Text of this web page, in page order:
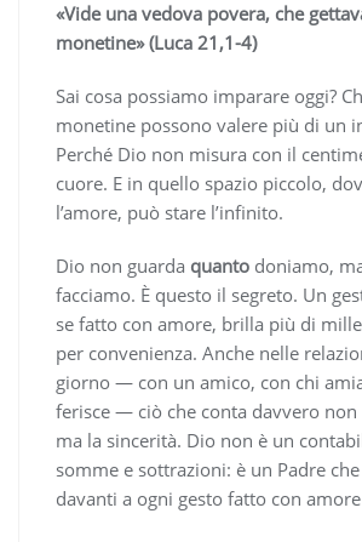
«Vide una vedova povera, che
monetine» (Luca 21,1-4)
Sai cosa possiamo imparare oggi?
monetine possono valere più di un
Perché Dio non misura con il
cuore. E in quello spazio piccolo,
l’amore, può stare l’infinito.
Dio non guarda quanto doniamo,
facciamo. È questo il segreto. Un
se fatto con amore, brilla più di
per convenienza. Anche nelle
giorno — con un amico, con chi
ferisce — ciò che conta davvero non
ma la sincerità. Dio non è un
somme e sottrazioni: è un Padre
davanti a ogni gesto fatto con